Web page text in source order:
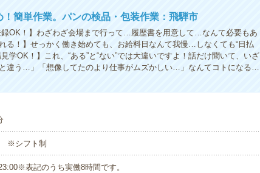
！簡単作業。パンの検品・包装作業：飛騨市
録OK！】わざわざ会場まで行って…履歴書を用意して…なんて必要もあ
る！】せっかく働き始めても、お給料日なんて我慢…しなくても“日払
学OK！】これ、“ある”と“ない”では大違いですよ！話だけ聞いて、いざ
違う…」「想像してたのより仕事がムズかしい…」なんてコトになる…
※シフト制
表記のうち実働8時間です。